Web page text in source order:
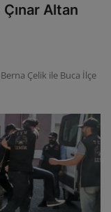
Altan
Çelik ile Buca İlçe